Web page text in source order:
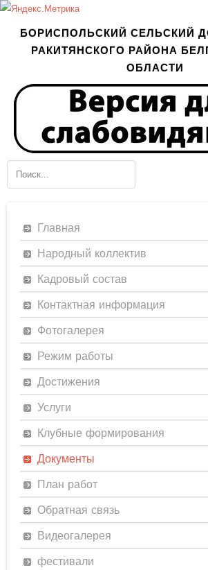
БОРИСПОЛЬСКИЙ СЕЛЬСКИЙ
РАКИТЯНСКОГО РАЙОНА
ОБЛАСТИ
Главная
Народный коллектив
Кадровый состав
Контактная информация
Фотогалерея
Режим работы
Достижения
Услуги
Клубные формирования
Документы
План работ
Обратная связь
Видеогалерея
фестивали